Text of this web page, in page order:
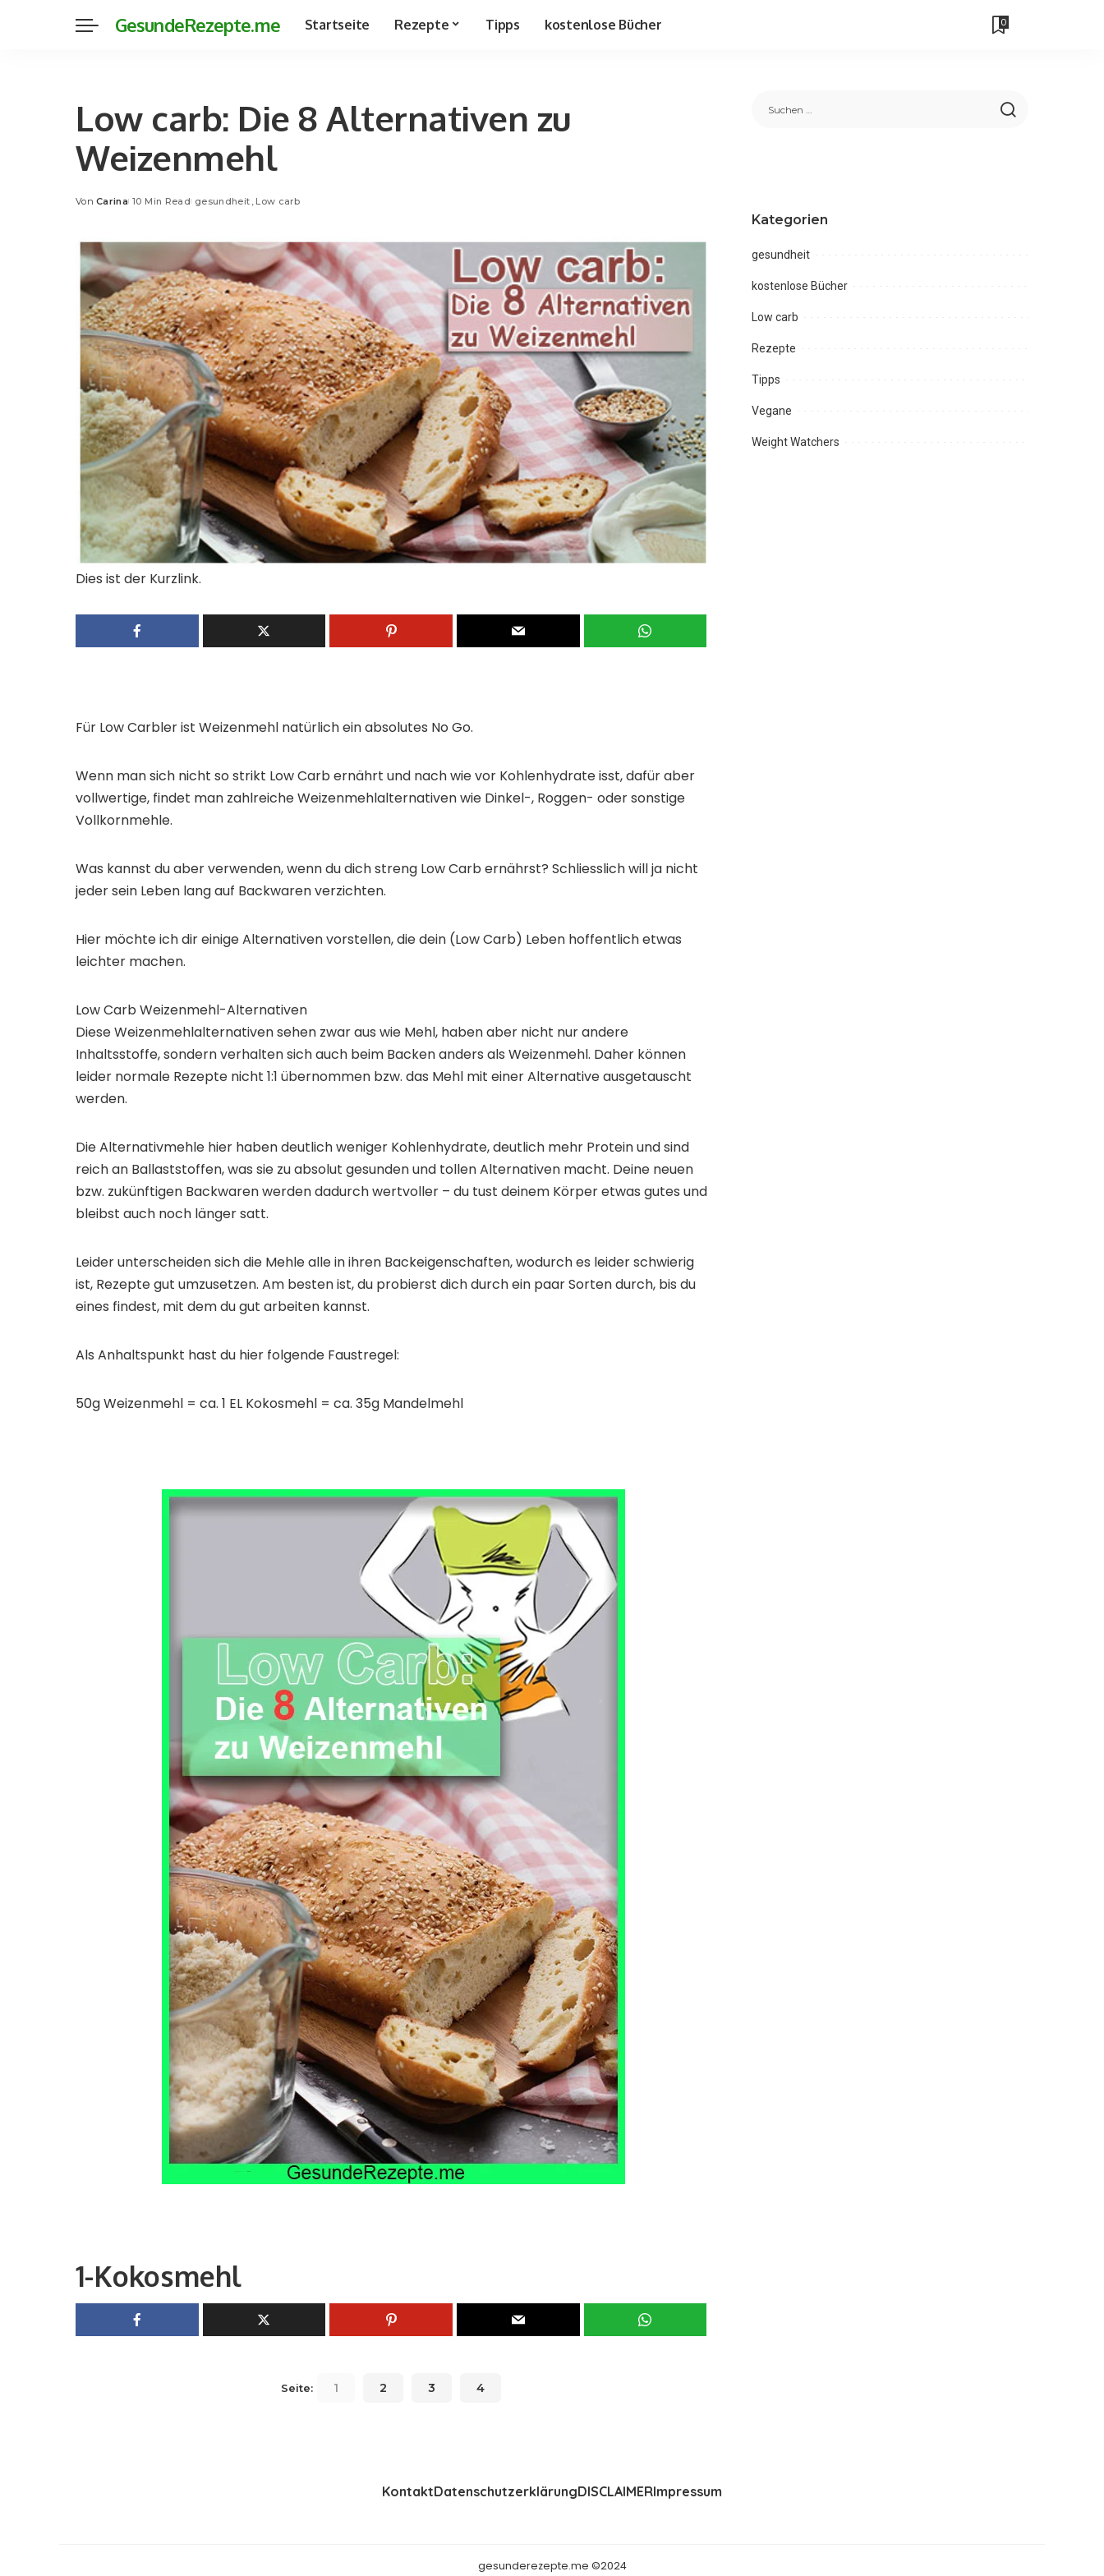
GesundeRezepte.me Startseite Rezepte Tipps kostenlose Bücher 0
Low carb: Die 8 Alternativen zu
Weizenmehl
Posted
Von Carina 10 Min Read gesundheit Low carb
Dies ist der Kurzlink.
Für Low Carbler ist Weizenmehl natürlich ein absolutes No Go.
Wenn man sich nicht so strikt Low Carb ernährt und nach wie vor Kohlenhydrate isst, dafür aber
vollwertige, findet man zahlreiche Weizenmehlalternativen wie Dinkel-, Roggen- oder sonstige
Vollkornmehle.
Was kannst du aber verwenden, wenn du dich streng Low Carb ernährst? Schliesslich will ja nicht
jeder sein Leben lang auf Backwaren verzichten.
Hier möchte ich dir einige Alternativen vorstellen, die dein (Low Carb) Leben hoffentlich etwas
leichter machen.
Low Carb Weizenmehl-Alternativen
Diese Weizenmehlalternativen sehen zwar aus wie Mehl, haben aber nicht nur andere
Inhaltsstoffe, sondern verhalten sich auch beim Backen anders als Weizenmehl. Daher können
leider normale Rezepte nicht 1:1 übernommen bzw. das Mehl mit einer Alternative ausgetauscht
werden.
Die Alternativmehle hier haben deutlich weniger Kohlenhydrate, deutlich mehr Protein und sind
reich an Ballaststoffen, was sie zu absolut gesunden und tollen Alternativen macht. Deine neuen
bzw. zukünftigen Backwaren werden dadurch wertvoller – du tust deinem Körper etwas gutes und
bleibst auch noch länger satt.
Leider unterscheiden sich die Mehle alle in ihren Backeigenschaften, wodurch es leider schwierig
ist, Rezepte gut umzusetzen. Am besten ist, du probierst dich durch ein paar Sorten durch, bis du
eines findest, mit dem du gut arbeiten kannst.
Als Anhaltspunkt hast du hier folgende Faustregel:
50g Weizenmehl = ca. 1 EL Kokosmehl = ca. 35g Mandelmehl
1-Kokosmehl
Seite: 1 2 3 4
Kategorien
gesundheit
kostenlose Bücher
Low carb
Rezepte
Tipps
Vegane
Weight Watchers
KontaktDatenschutzerklärungDISCLAIMERImpressum
gesunderezepte.me ©2024